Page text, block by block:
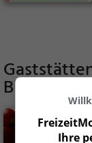
Biegwald
Ihre